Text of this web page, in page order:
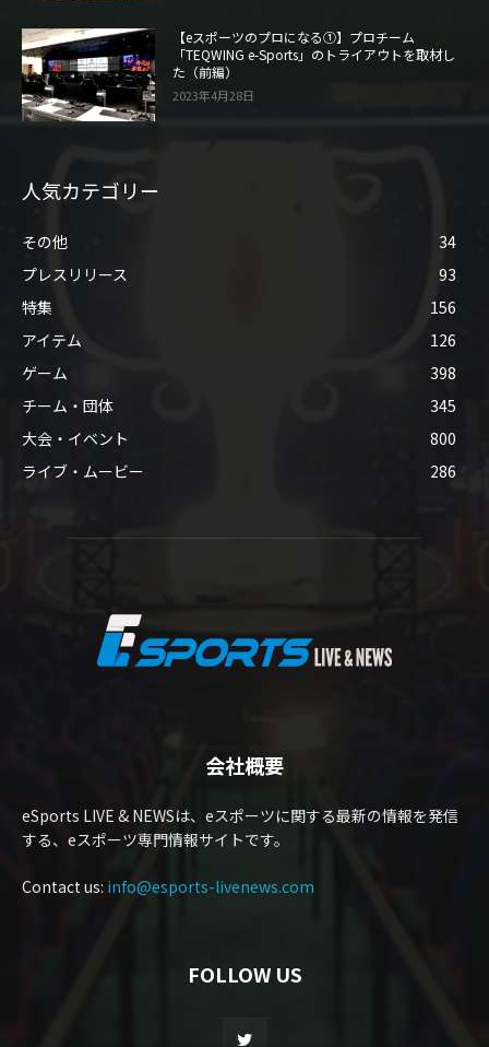
【eスポーツのプロになる①】プロチーム
「TEQWING e-Sports」のトライアウトを取材し
た（前編）
2023年4月28日
人気カテゴリー
その他
34
プレスリリース
93
特集
156
アイテム
126
ゲーム
398
チーム・団体
345
大会・イベント
800
ライブ・ムービー
286
会社概要
eSports LIVE & NEWSは、eスポーツに関する最新の情報を発信
する、eスポーツ専門情報サイトです。
Contact us: info@esports-livenews.com
FOLLOW US